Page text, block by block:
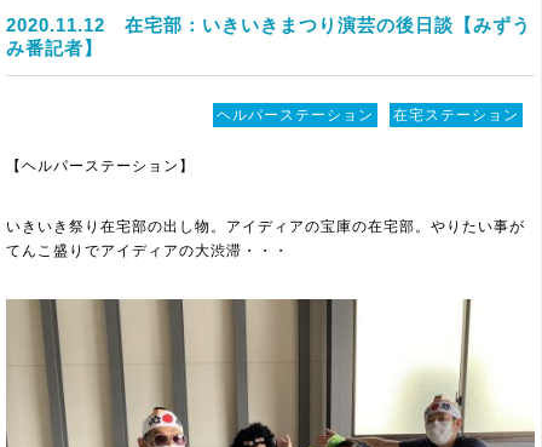
2020.11.12 在宅部：いきいきまつり演芸の後日談【みずう
み番記者】
ヘルパーステーション 在宅ステーション
【ヘルパーステーション】
いきいき祭り在宅部の出し物。アイディアの宝庫の在宅部。やりたい事が
てんこ盛りでアイディアの大渋滞・・・